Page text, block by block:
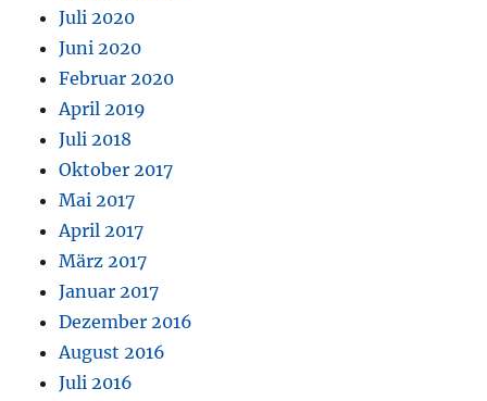
Juli 2020
Juni 2020
Februar 2020
April 2019
Juli 2018
Oktober 2017
Mai 2017
April 2017
März 2017
Januar 2017
Dezember 2016
August 2016
Juli 2016